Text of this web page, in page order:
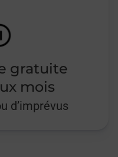
gratuite
mois
d’imprévus